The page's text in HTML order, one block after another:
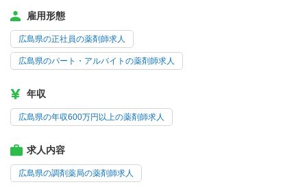
雇用形態
広島県の正社員の薬剤師求人
広島県のパート・アルバイトの薬剤師求人
年収
広島県の年収600万円以上の薬剤師求人
求人内容
広島県の調剤薬局の薬剤師求人